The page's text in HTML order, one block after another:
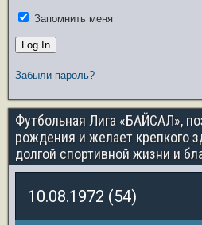
Запомнить меня
Забыли пароль?
Футбольная Лига «БАЙСАЛ»,
рождения и желает крепкого
долгой спортивной жизни и
10.08.1972 (54)